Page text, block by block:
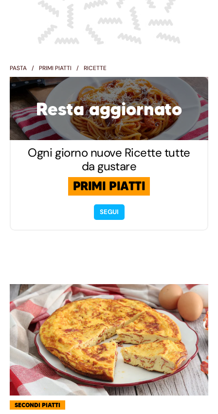
PASTA PRIMI PIATTI RICETTE
Resta aggiornato
Ogni giorno nuove Ricette tutte
da gustare
PRIMI PIATTI
SEGUI
SECONDI PIATTI